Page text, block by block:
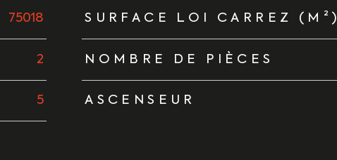
75018 SURFACE LOI CARREZ (M²)
2 NOMBRE DE PIÈCES
5 ASCENSEUR